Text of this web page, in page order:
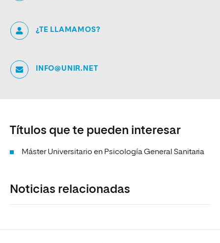
¿TE LLAMAMOS?
INFO@UNIR.NET
Títulos que te pueden interesar
Máster Universitario en Psicología General Sanitaria
Noticias relacionadas